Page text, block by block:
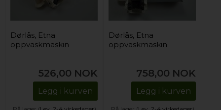
Dørlås, Etna
oppvaskmaskin
526,00 NOK
Legg i kurven
Dørlås, Etna
oppvaskmaskin
758,00 NOK
Legg i kurven